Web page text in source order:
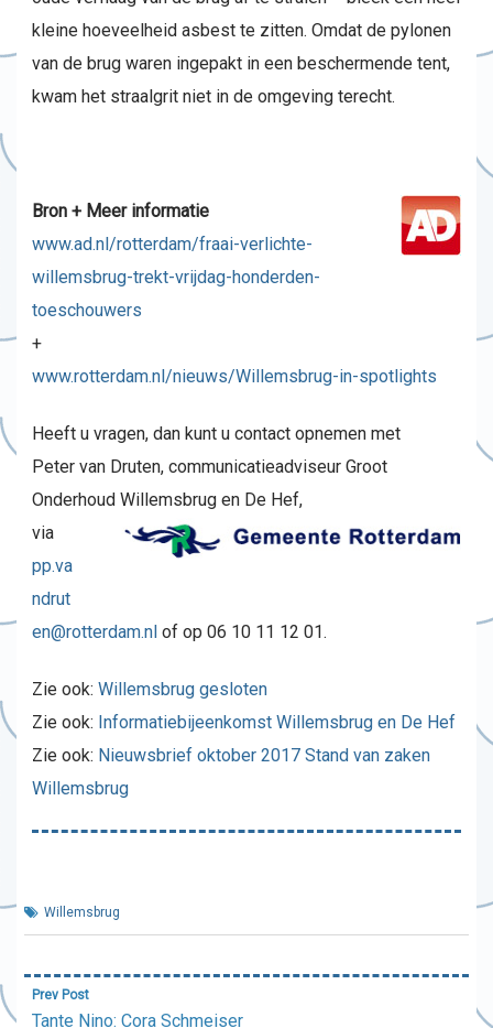
kleine hoeveelheid asbest te zitten. Omdat de pylonen
van de brug waren ingepakt in een beschermende tent,
kwam het straalgrit niet in de omgeving terecht.
Bron + Meer informatie
www.ad.nl/rotterdam/fraai-verlichte-
willemsbrug-trekt-vrijdag-honderden-
toeschouwers
+
www.rotterdam.nl/nieuws/Willemsbrug-in-spotlights
Heeft u vragen, dan kunt u contact opnemen met
Peter van Druten, communicatieadviseur Groot
Onderhoud Willemsbrug en De Hef,
via
pp.va
ndrut
en@rotterdam.nl of op 06 10 11 12 01.
Zie ook: Willemsbrug gesloten
Zie ook: Informatiebijeenkomst Willemsbrug en De Hef
Zie ook: Nieuwsbrief oktober 2017 Stand van zaken
Willemsbrug
Willemsbrug
Bericht
Prev Post
Tante Nino: Cora Schmeiser